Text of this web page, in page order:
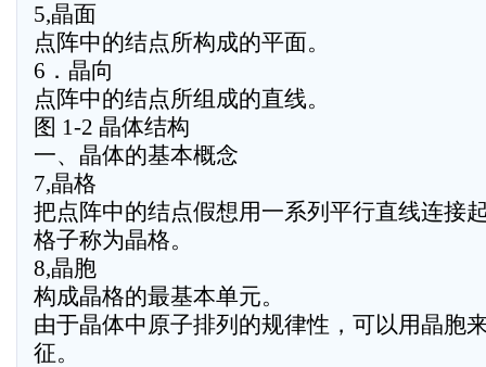
5,晶面
点阵中的结点所构成的平面。
6．晶向
点阵中的结点所组成的直线。
图 1-2 晶体结构
一、晶体的基本概念
7,晶格
把点阵中的结点假想用一系列平行直线连接
格子称为晶格。
8,晶胞
构成晶格的最基本单元。
由于晶体中原子排列的规律性，可以用晶胞
征。